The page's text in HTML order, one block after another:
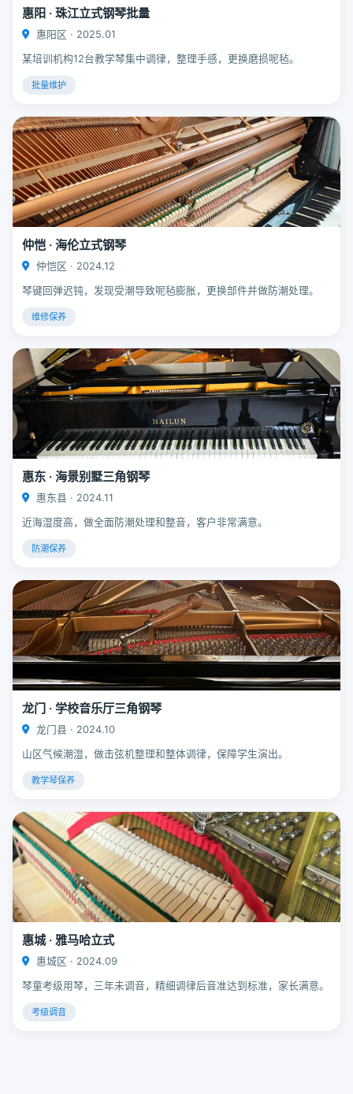
惠阳 · 珠江立式钢琴批量
惠阳区 · 2025.01
某培训机构12台教学琴集中调律，整理手感，更换磨损呢毡。
批量维护
仲恺 · 海伦立式钢琴
仲恺区 · 2024.12
琴键回弹迟钝，发现受潮导致呢毡膨胀，更换部件并做防潮处理。
维修保养
惠东 · 海景别墅三角钢琴
惠东县 · 2024.11
近海湿度高，做全面防潮处理和整音，客户非常满意。
防潮保养
龙门 · 学校音乐厅三角钢琴
龙门县 · 2024.10
山区气候潮湿，做击弦机整理和整体调律，保障学生演出。
教学琴保养
惠城 · 雅马哈立式
惠城区 · 2024.09
琴童考级用琴，三年未调音，精细调律后音准达到标准，家长满意。
考级调音